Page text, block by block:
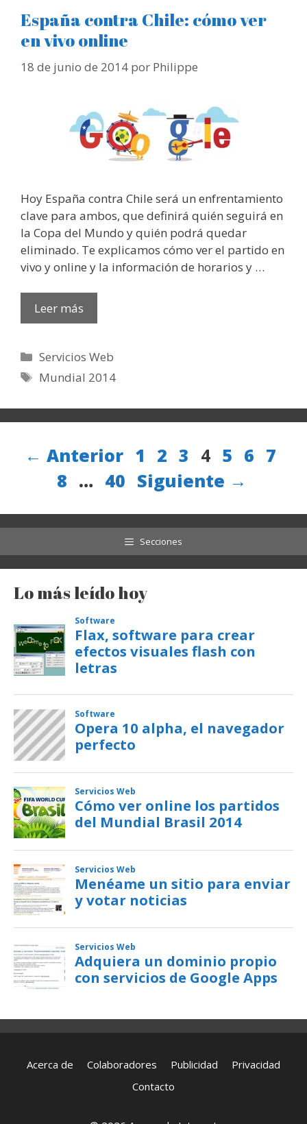
España contra Chile: cómo ver
en vivo online
18 de junio de 2014 por Philippe
Hoy España contra Chile será un enfrentamiento
clave para ambos, que definirá quién seguirá en
la Copa del Mundo y quién podrá quedar
eliminado. Te explicamos cómo ver el partido en
vivo y online y la información de horarios y …
Leer más
Categorías
Servicios Web
Etiquetas
Mundial 2014
← Anterior Página
1 Página
2 Página
3 Página
4 Página
5 Página
6 7
8 … Página
40 Siguiente →
Secciones
Lo más leído hoy
Acerca de Colaboradores Publicidad
Privacidad
Contacto